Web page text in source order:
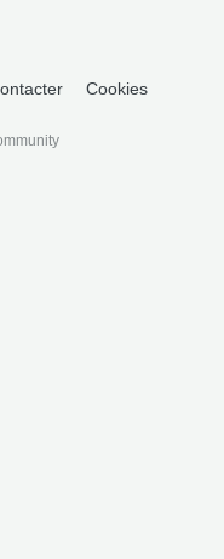
Cookies